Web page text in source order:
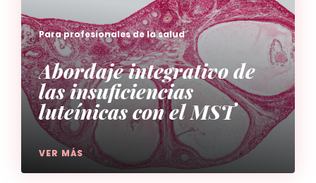
Para profesionales de la salud
Abordaje integrativo de
las insuficiencias
luteínicas con el MST
VER MÁS